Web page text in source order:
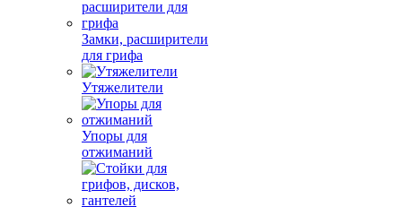
Замки, расширители
для грифа
Утяжелители
Упоры для
отжиманий